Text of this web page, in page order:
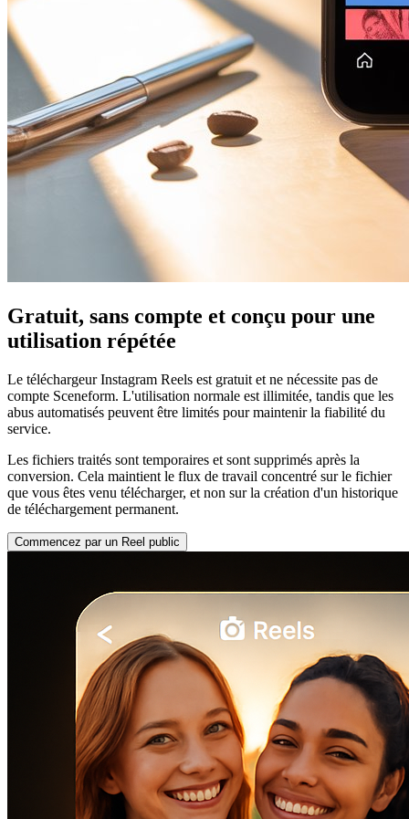
Gratuit, sans compte et conçu pour une
utilisation répétée
Le téléchargeur Instagram Reels est gratuit et ne nécessite pas de
compte Sceneform. L'utilisation normale est illimitée, tandis que les
abus automatisés peuvent être limités pour maintenir la fiabilité du
service.
Les fichiers traités sont temporaires et sont supprimés après la
conversion. Cela maintient le flux de travail concentré sur le fichier
que vous êtes venu télécharger, et non sur la création d'un historique
de téléchargement permanent.
Commencez par un Reel public